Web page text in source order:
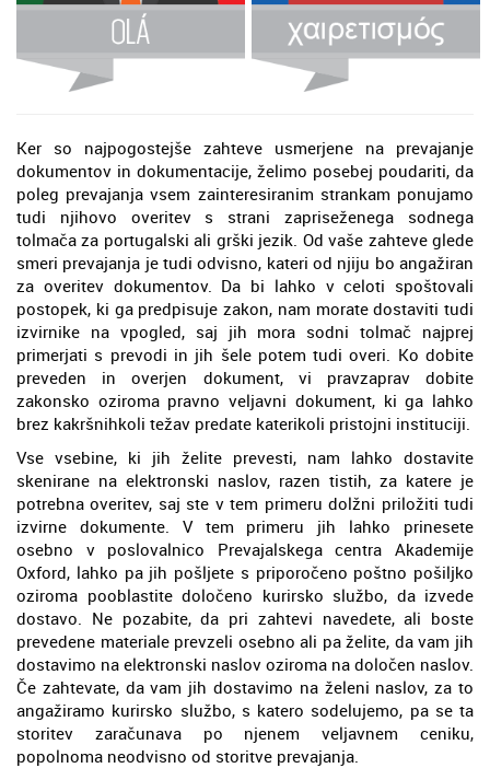
Ker so najpogostejše zahteve usmerjene na prevajanje
dokumentov in dokumentacije, želimo posebej poudariti, da
poleg prevajanja vsem zainteresiranim strankam ponujamo
tudi njihovo overitev s strani zapriseženega sodnega
tolmača za portugalski ali grški jezik. Od vaše zahteve glede
smeri prevajanja je tudi odvisno, kateri od njiju bo angažiran
za overitev dokumentov. Da bi lahko v celoti spoštovali
postopek, ki ga predpisuje zakon, nam morate dostaviti tudi
izvirnike na vpogled, saj jih mora sodni tolmač najprej
primerjati s prevodi in jih šele potem tudi overi. Ko dobite
preveden in overjen dokument, vi pravzaprav dobite
zakonsko oziroma pravno veljavni dokument, ki ga lahko
brez kakršnihkoli težav predate katerikoli pristojni instituciji.
Vse vsebine, ki jih želite prevesti, nam lahko dostavite
skenirane na elektronski naslov, razen tistih, za katere je
potrebna overitev, saj ste v tem primeru dolžni priložiti tudi
izvirne dokumente. V tem primeru jih lahko prinesete
osebno v poslovalnico Prevajalskega centra Akademije
Oxford, lahko pa jih pošljete s priporočeno poštno pošiljko
oziroma pooblastite določeno kurirsko službo, da izvede
dostavo. Ne pozabite, da pri zahtevi navedete, ali boste
prevedene materiale prevzeli osebno ali pa želite, da vam jih
dostavimo na elektronski naslov oziroma na določen naslov.
Če zahtevate, da vam jih dostavimo na želeni naslov, za to
angažiramo kurirsko službo, s katero sodelujemo, pa se ta
storitev zaračunava po njenem veljavnem ceniku,
popolnoma neodvisno od storitve prevajanja.